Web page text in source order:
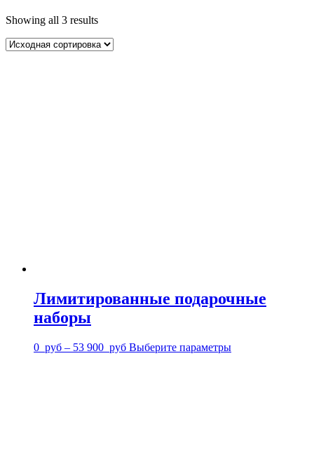
Showing all 3 results
Лимитированные подарочные
наборы
0 руб – 53 900 руб Выберите параметры